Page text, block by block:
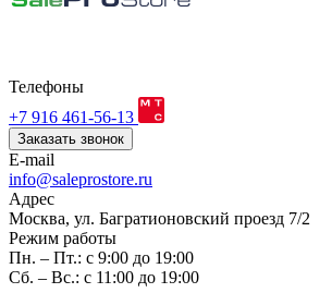
Телефоны
+7 916 461-56-13
Заказать звонок
E-mail
info@saleprostore.ru
Адрес
Москва, ул. Багратионовский проезд 7/2
Режим работы
Пн. – Пт.: с 9:00 до 19:00
Сб. – Вс.: с 11:00 до 19:00